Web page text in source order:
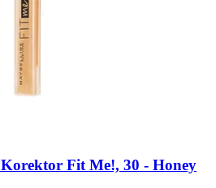
Korektor Fit Me!, 30 -​ Honey